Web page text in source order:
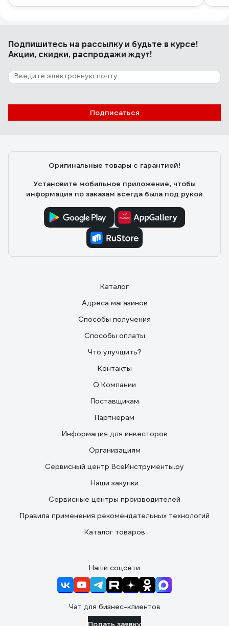
Подпишитесь на рассылкуи будьте в курсе!
Акции, скидки, распродажи ждут!
Подписаться
Оригинальные товары с гарантией!
Установите мобильное приложение, чтобы
информация по заказам всегда была под рукой
Каталог
Адреса магазинов
Способы получения
Способы оплаты
Что улучшить?
Контакты
О Компании
Поставщикам
Партнерам
Информация для инвесторов
Организациям
Сервисный центр ВсеИнструменты.ру
Наши закупки
Сервисные центры производителей
Правила применения рекомендательных технологий
Каталог товаров
Наши соцсети
Чат для бизнес-клиентов
Подать заявку